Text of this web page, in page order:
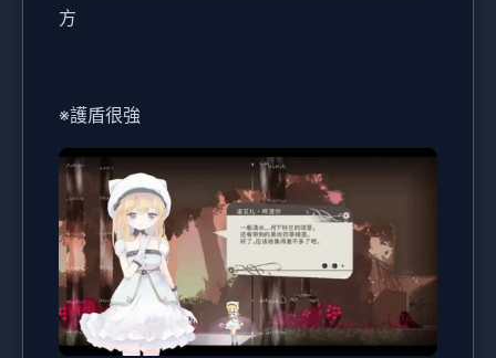
方
※護盾很強